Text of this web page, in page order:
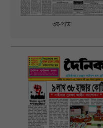
৩য়-পাতা